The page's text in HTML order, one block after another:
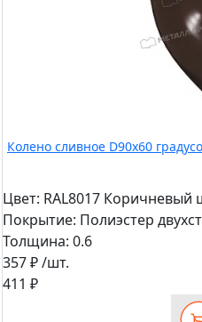
Колено сливное D90х60
Цвет: RAL8017 Коричневый
Покрытие: Полиэстер
Толщина: 0.6
357 ₽/шт.
411 ₽